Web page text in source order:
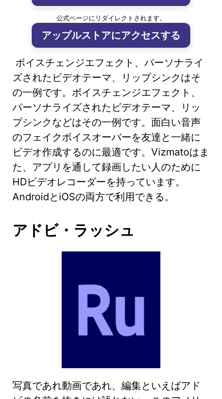
公式ページにリダイレクトされます。
アップルストアにアクセスする
ボイスチェンジエフェクト、パーソナライ
ズされたビデオテーマ、リップシンクはそ
の一例です。ボイスチェンジエフェクト、
パーソナライズされたビデオテーマ、リッ
プシンクなどはその一例です。面白い音声
のフェイクボイスオーバーを友達と一緒に
ビデオ作成するのに最適です。Vizmatoはま
た、アプリを通して録画したい人のために
HDビデオレコーダーを持っています。
AndroidとiOSの両方で利用できる。
アドビ・ラッシュ
写真であれ動画であれ、編集といえばアド